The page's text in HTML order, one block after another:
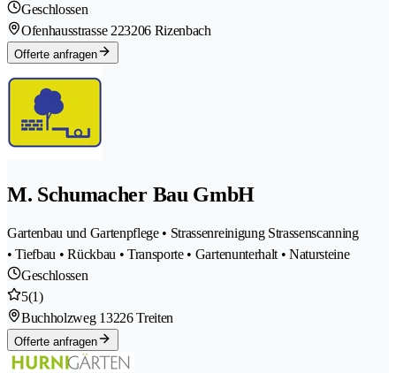
Geschlossen
Ofenhausstrasse 223206 Rizenbach
Offerte anfragen
M. Schumacher Bau GmbH
Gartenbau und Gartenpflege • Strassenreinigung Strassenscanning
• Tiefbau • Rückbau • Transporte • Gartenunterhalt • Natursteine
Geschlossen
5(1)
Buchholzweg 13226 Treiten
Offerte anfragen